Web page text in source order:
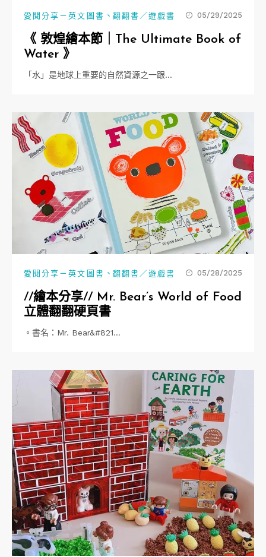
愛閱分享－英文圖書 、 翻翻書／遊戲書 05/29/2025
《 敦煌繪本節｜The Ultimate Book of
Water 》
「水」是地球上重要的自然資源之一跟…
愛閱分享－英文圖書 、 翻翻書／遊戲書 05/28/2025
//繪本分享// Mr. Bear’s World of Food
立體翻翻硬頁書
。書名：Mr. Bear&#821…